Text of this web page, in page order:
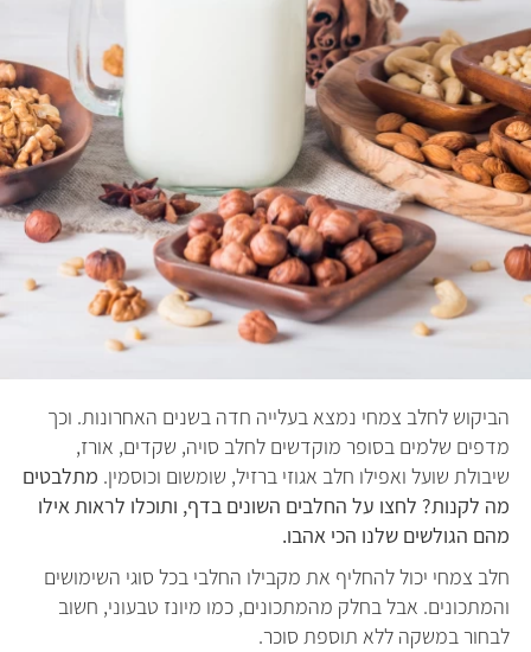
הביקוש לחלב צמחי נמצא בעלייה חדה בשנים האחרונות. וכך
מדפים שלמים בסופר מוקדשים לחלב סויה, שקדים, אורז,
שיבולת שועל ואפילו חלב אגוזי ברזיל, שומשום וכוסמין. מתלבטים
מה לקנות? לחצו על החלבים השונים בדף, ותוכלו לראות אילו
מהם הגולשים שלנו הכי אהבו.
חלב צמחי יכול להחליף את מקבילו החלבי בכל סוגי השימושים
והמתכונים. אבל בחלק מהמתכונים, כמו מיונז טבעוני, חשוב
לבחור במשקה ללא תוספת סוכר.